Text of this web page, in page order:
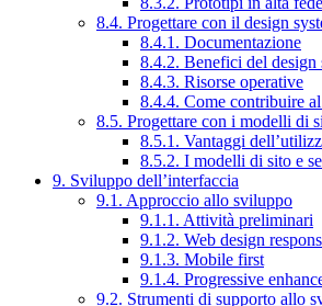
8.4. Progettare con il design
8.4.1. Documentazione
8.4.2. Benefici del design
8.4.3. Risorse operative
8.4.4. Come contribuire
8.5. Progettare con i modelli di
8.5.1. Vantaggi
8.5.2. I modelli di sito e
9. Sviluppo dell’interfaccia
9.1. Approccio allo sviluppo
9.1.1. Attività preliminari
9.1.2. Web design
9.1.3. Mobile first
9.1.4. Progressive
9.2. Strumenti di supporto allo